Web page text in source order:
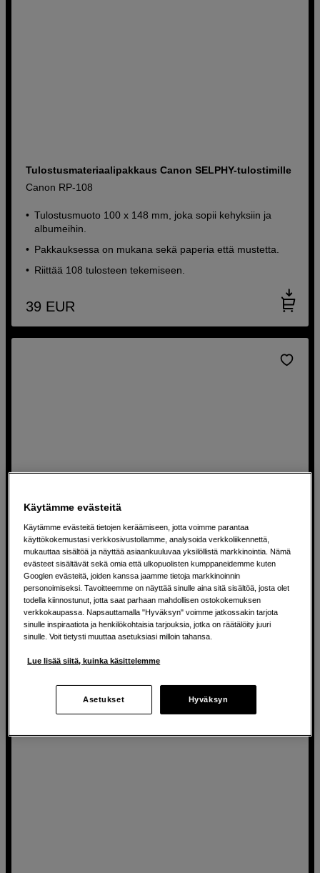
Tulostusmateriaalipakkaus Canon SELPHY-tulostimille
Canon RP-108
Tulostusmuoto 100 x 148 mm, joka sopii kehyksiin ja
albumeihin.
Pakkauksessa on mukana sekä paperia että mustetta.
Riittää 108 tulosteen tekemiseen.
39 EUR
Mustepakkaus T46S 10 väriä Epson SC-P700:lle
Epson Ink Package T46S 10 Cartridges
379 EUR
Käytämme evästeitä
Käytämme evästeitä tietojen keräämiseen, jotta voimme parantaa
käyttökokemustasi verkkosivustollamme, analysoida verkkoliikennettä,
mukauttaa sisältöä ja näyttää asiaankuuluvaa yksilöllistä markkinointia. Nämä
evästeet sisältävät sekä omia että ulkopuolisten kumppaneidemme kuten
Googlen evästeitä, joiden kanssa jaamme tietoja markkinoinnin
personoimiseksi. Tavoitteemme on näyttää sinulle aina sitä sisältöä, josta olet
todella kiinnostunut, jotta saat parhaan mahdollisen ostokokemuksen
verkkokaupassa. Napsauttamalla "Hyväksyn" voimme jatkossakin tarjota
sinulle inspiraatiota ja henkilökohtaisia tarjouksia, jotka on räätälöity juuri
sinulle. Voit tietysti muuttaa asetuksiasi milloin tahansa.
Lue lisää siitä, kuinka käsittelemme
Asetukset Hyväksyn